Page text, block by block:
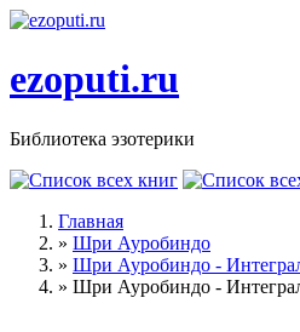
Перейти к основному содержанию
ezoputi.ru
Библиотека эзотерики
Вы здесь
Главная
» Шри Ауробиндо
» Шри Ауробиндо -
» Шри Ауробиндо -